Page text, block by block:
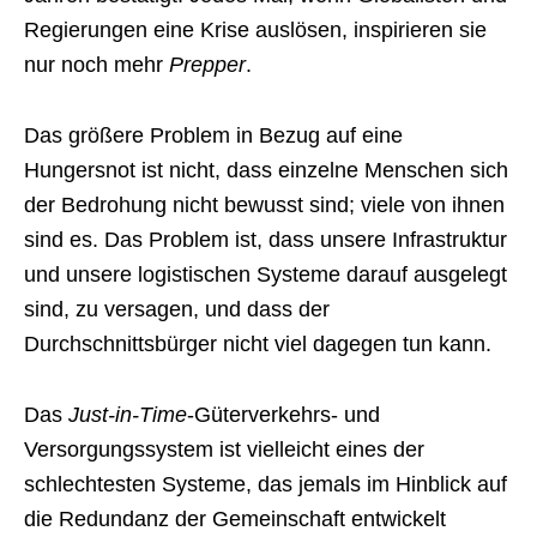
Regierungen eine Krise auslösen, inspirieren sie
nur noch mehr Prepper.
Das größere Problem in Bezug auf eine
Hungersnot ist nicht, dass einzelne Menschen sich
der Bedrohung nicht bewusst sind; viele von ihnen
sind es. Das Problem ist, dass unsere Infrastruktur
und unsere logistischen Systeme darauf ausgelegt
sind, zu versagen, und dass der
Durchschnittsbürger nicht viel dagegen tun kann.
Das Just-in-Time-Güterverkehrs- und
Versorgungssystem ist vielleicht eines der
schlechtesten Systeme, das jemals im Hinblick auf
die Redundanz der Gemeinschaft entwickelt